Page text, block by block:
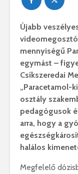
Újabb
mennyiségű
egymást –
Csíkszeredai
„Paracetamol-
osztály
pedagógusok
arra, hogy a
halálos
Megfelelő